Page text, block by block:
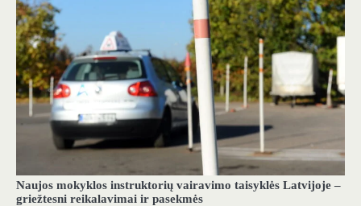
Naujos mokyklos instruktorių vairavimo taisyklės Latvijoje –
griežtesni reikalavimai ir pasekmės